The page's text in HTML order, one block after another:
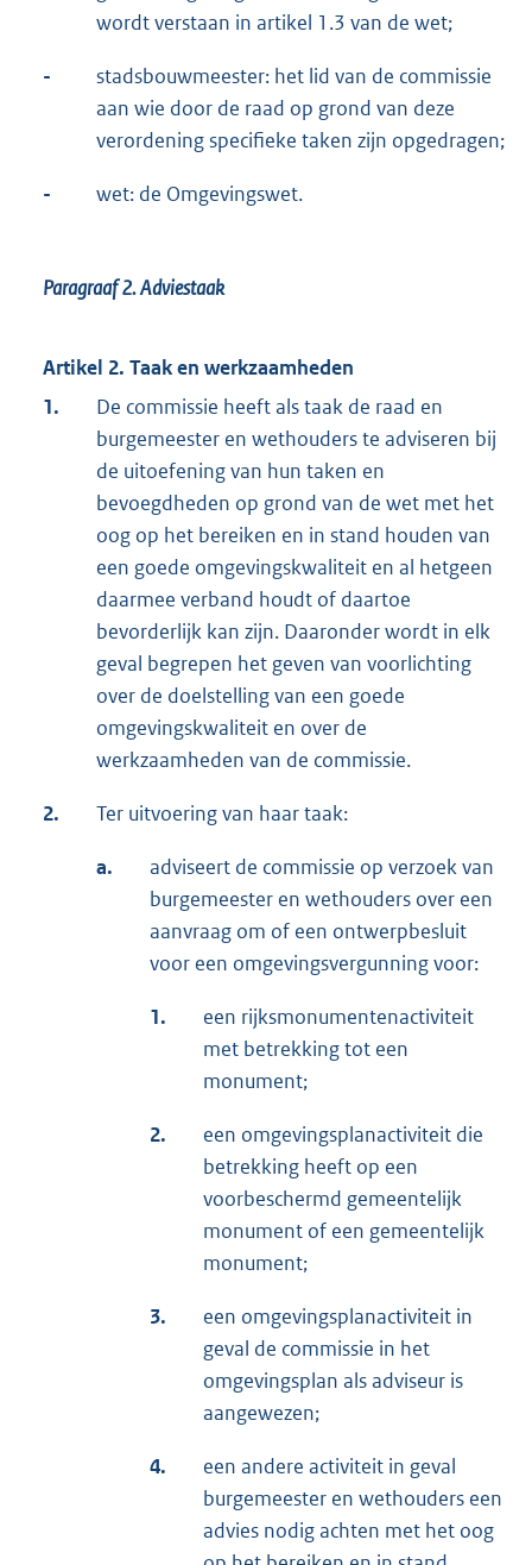
wordt verstaan in artikel 1.3 van de wet;
-
stadsbouwmeester: het lid van de commissie
aan wie door de raad op grond van deze
verordening specifieke taken zijn opgedragen;
- wet: de Omgevingswet.
Paragraaf 2.Adviestaak
Artikel 2. Taak en werkzaamheden
1.
De commissie heeft als taak de raad en
burgemeester en wethouders te adviseren bij
de uitoefening van hun taken en
bevoegdheden op grond van de wet met het
oog op het bereiken en in stand houden van
een goede omgevingskwaliteit en al hetgeen
daarmee verband houdt of daartoe
bevorderlijk kan zijn. Daaronder wordt in elk
geval begrepen het geven van voorlichting
over de doelstelling van een goede
omgevingskwaliteit en over de
werkzaamheden van de commissie.
2. Ter uitvoering van haar taak:
a.
adviseert de commissie op verzoek van
burgemeester en wethouders over een
aanvraag om of een ontwerpbesluit
voor een omgevingsvergunning voor:
1.
een rijksmonumentenactiviteit
met betrekking tot een
monument;
2.
een omgevingsplanactiviteit die
betrekking heeft op een
voorbeschermd gemeentelijk
monument of een gemeentelijk
monument;
3.
een omgevingsplanactiviteit in
geval de commissie in het
omgevingsplan als adviseur is
aangewezen;
4.
een andere activiteit in geval
burgemeester en wethouders een
advies nodig achten met het oog